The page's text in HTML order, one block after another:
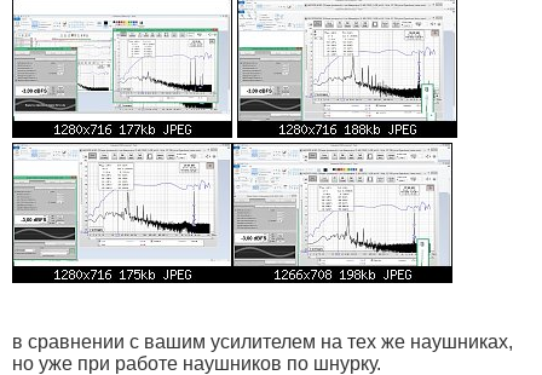
в сравнении с вашим усилителем на тех же наушниках,
но уже при работе наушников по шнурку.